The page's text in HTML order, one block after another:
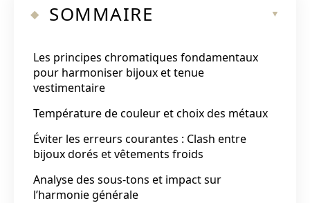
SOMMAIRE
Les principes chromatiques fondamentaux
pour harmoniser bijoux et tenue
vestimentaire
Température de couleur et choix des métaux
Éviter les erreurs courantes : Clash entre
bijoux dorés et vêtements froids
Analyse des sous-tons et impact sur
l’harmonie générale